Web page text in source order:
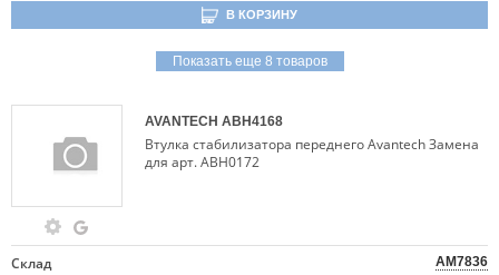
В КОРЗИНУ
Показать еще 8 товаров
AVANTECH ABH4168
Втулка стабилизатора переднего Avantech Замена
для арт. ABH0172
Склад AM7836